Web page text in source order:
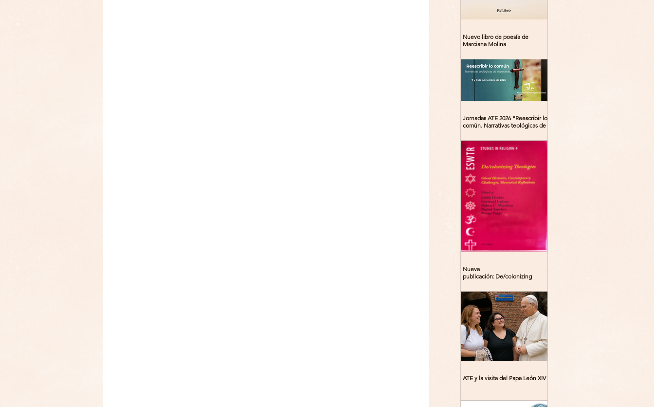
Nuevo libro de poesía de
Marciana Molina
Jornadas ATE 2026 "Reescribir lo
común. Narrativas teológicas de
Madrid
Nueva
publicación: De/colonizing
Contemporary Challenges,
Theoretical Reflections
ATE y la visita del Papa León XIV